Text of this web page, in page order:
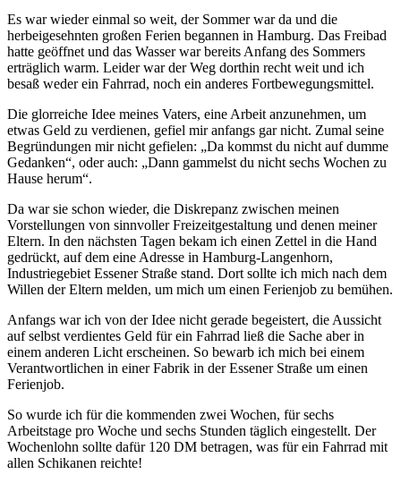
Es war wieder einmal so weit, der Sommer war da und die
herbeigesehnten großen Ferien begannen in Hamburg. Das Freibad
hatte geöffnet und das Wasser war bereits Anfang des Sommers
erträglich warm. Leider war der Weg dorthin recht weit und ich
besaß weder ein Fahrrad, noch ein anderes Fortbewegungsmittel.
Die glorreiche Idee meines Vaters, eine Arbeit anzunehmen, um
etwas Geld zu verdienen, gefiel mir anfangs gar nicht. Zumal seine
Begründungen mir nicht gefielen:
Da kommst du nicht auf dumme
Gedanken , oder auch:
Dann gammelst du nicht sechs Wochen zu
Hause herum .
Da war sie schon wieder, die Diskrepanz zwischen meinen
Vorstellungen von sinnvoller Freizeitgestaltung und denen meiner
Eltern. In den nächsten Tagen bekam ich einen Zettel in die Hand
gedrückt, auf dem eine Adresse in Hamburg-Langenhorn,
Industriegebiet Essener Straße stand. Dort sollte ich mich nach dem
Willen der Eltern melden, um mich um einen Ferienjob zu bemühen.
Anfangs war ich von der Idee nicht gerade begeistert, die Aussicht
auf selbst verdientes Geld für ein Fahrrad ließ die Sache aber in
einem anderen Licht erscheinen. So bewarb ich mich bei einem
Verantwortlichen in einer Fabrik in der Essener Straße um einen
Ferienjob.
So wurde ich für die kommenden zwei Wochen, für sechs
Arbeitstage pro Woche und sechs Stunden täglich eingestellt. Der
Wochenlohn sollte dafür 120 DM betragen, was für ein Fahrrad mit
allen Schikanen reichte!